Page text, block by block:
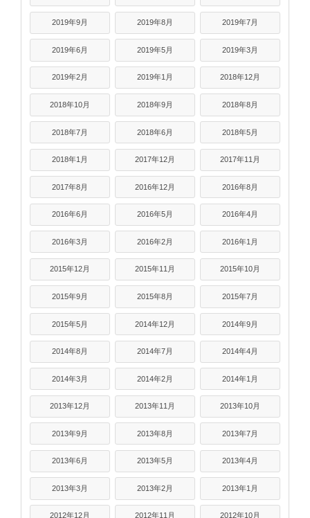
2019年9月 2019年8月 2019年7月
2019年6月 2019年5月 2019年3月
2019年2月 2019年1月 2018年12月
2018年10月 2018年9月 2018年8月
2018年7月 2018年6月 2018年5月
2018年1月 2017年12月 2017年11月
2017年8月 2016年12月 2016年8月
2016年6月 2016年5月 2016年4月
2016年3月 2016年2月 2016年1月
2015年12月 2015年11月 2015年10月
2015年9月 2015年8月 2015年7月
2015年5月 2014年12月 2014年9月
2014年8月 2014年7月 2014年4月
2014年3月 2014年2月 2014年1月
2013年12月 2013年11月 2013年10月
2013年9月 2013年8月 2013年7月
2013年6月 2013年5月 2013年4月
2013年3月 2013年2月 2013年1月
2012年12月 2012年11月 2012年10月